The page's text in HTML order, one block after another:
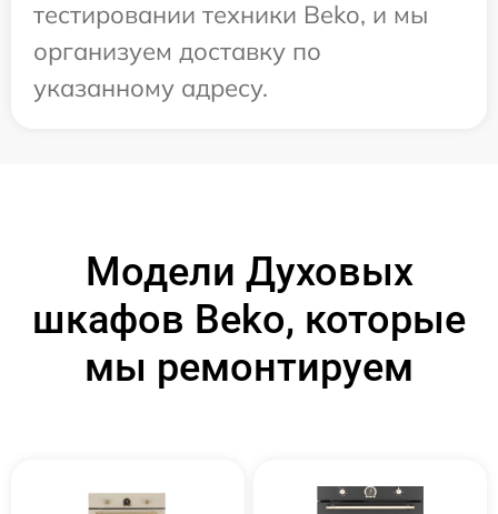
тестировании техники Beko, и мы
организуем доставку по
указанному адресу.
Модели Духовых
шкафов Beko, которые
мы ремонтируем